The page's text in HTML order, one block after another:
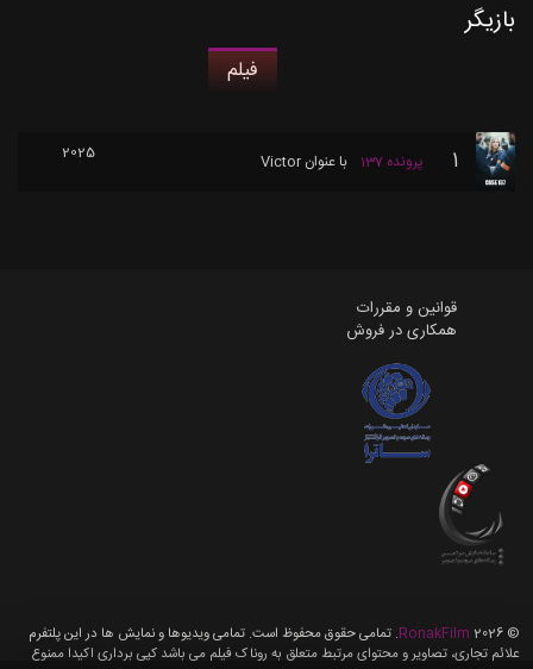
بازیگر
فیلم
1 پرونده 137 با عنوان Victor
2025
قوانین و مقررات
همکاری در فروش
©
2026
RonakFilm. تمامی حقوق محفوظ است. تمامی ویدیوها و نمایش ها در این پلتفرم
علائم تجاری، تصاویر و محتوای مرتبط متعلق به روناک فیلم می باشد کپی برداری اکیدا ممنوع